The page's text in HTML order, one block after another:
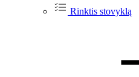
Rinktis stovyklą